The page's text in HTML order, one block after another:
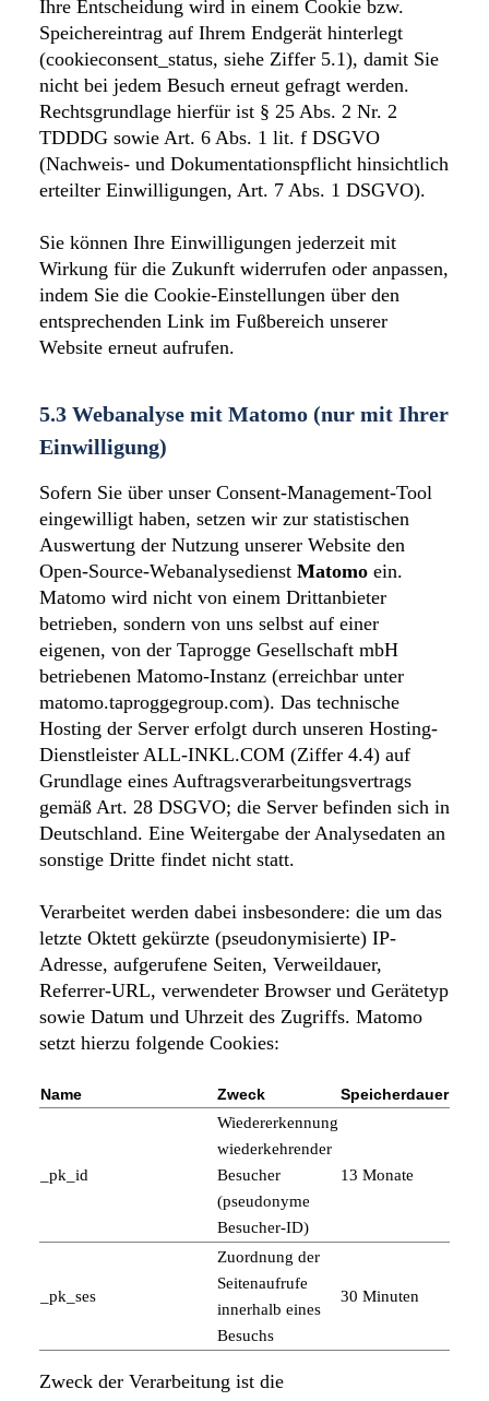
Ihre Entscheidung wird in einem Cookie bzw.
Speichereintrag auf Ihrem Endgerät hinterlegt
(cookieconsent_status, siehe Ziffer 5.1), damit Sie
nicht bei jedem Besuch erneut gefragt werden.
Rechtsgrundlage hierfür ist § 25 Abs. 2 Nr. 2
TDDDG sowie Art. 6 Abs. 1 lit. f DSGVO
(Nachweis- und Dokumentationspflicht hinsichtlich
erteilter Einwilligungen, Art. 7 Abs. 1 DSGVO).
Sie können Ihre Einwilligungen jederzeit mit
Wirkung für die Zukunft widerrufen oder anpassen,
indem Sie die Cookie-Einstellungen über den
entsprechenden Link im Fußbereich unserer
Website erneut aufrufen.
5.3 Webanalyse mit Matomo (nur mit Ihrer
Einwilligung)
Sofern Sie über unser Consent-Management-Tool
eingewilligt haben, setzen wir zur statistischen
Auswertung der Nutzung unserer Website den
Open-Source-Webanalysedienst Matomo ein.
Matomo wird nicht von einem Drittanbieter
betrieben, sondern von uns selbst auf einer
eigenen, von der Taprogge Gesellschaft mbH
betriebenen Matomo-Instanz (erreichbar unter
matomo.taproggegroup.com). Das technische
Hosting der Server erfolgt durch unseren Hosting-
Dienstleister ALL-INKL.COM (Ziffer 4.4) auf
Grundlage eines Auftragsverarbeitungsvertrags
gemäß Art. 28 DSGVO; die Server befinden sich in
Deutschland. Eine Weitergabe der Analysedaten an
sonstige Dritte findet nicht statt.
Verarbeitet werden dabei insbesondere: die um das
letzte Oktett gekürzte (pseudonymisierte) IP-
Adresse, aufgerufene Seiten, Verweildauer,
Referrer-URL, verwendeter Browser und Gerätetyp
sowie Datum und Uhrzeit des Zugriffs. Matomo
setzt hierzu folgende Cookies:
Name Zweck Speicherdauer
_pk_id
Wiedererkennung
wiederkehrender
Besucher
(pseudonyme
Besucher-ID)
13 Monate
_pk_ses
Zuordnung der
Seitenaufrufe
innerhalb eines
Besuchs
30 Minuten
Zweck der Verarbeitung ist die